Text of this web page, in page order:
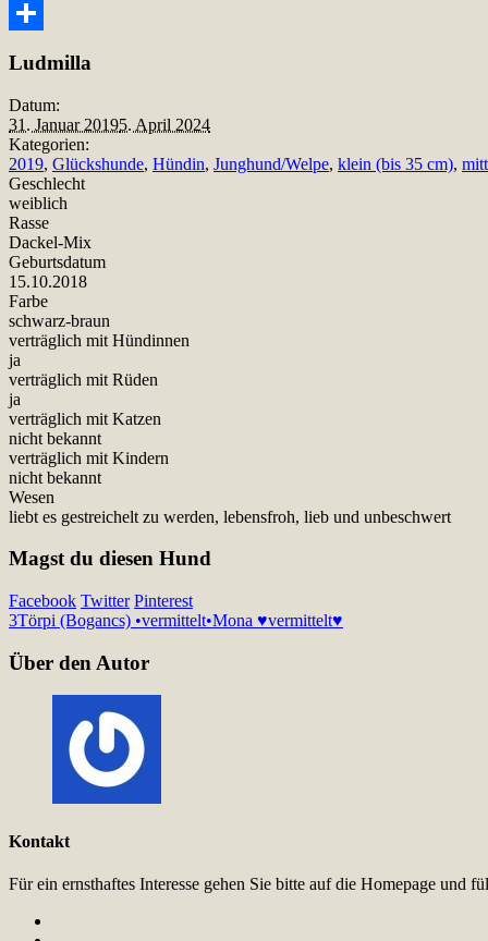
Snapchat
Ludmilla
Datum:
31. Januar 20195. April 2024
Kategorien:
2019, Glückshunde, Hündin, Junghund/Welpe, klein (bis 35 cm),
Geschlecht
weiblich
Rasse
Dackel-Mix
Geburtsdatum
15.10.2018
Farbe
schwarz-braun
verträglich mit Hündinnen
ja
verträglich mit Rüden
ja
verträglich mit Katzen
nicht bekannt
verträglich mit Kindern
nicht bekannt
Wesen
liebt es gestreichelt zu werden, lebensfroh, lieb und unbeschwert
Magst du diesen Hund
Facebook Twitter Pinterest
3Törpi (Bogancs) •vermittelt•Mona ♥vermittelt♥
Über den Autor
Kontakt
Für ein ernsthaftes Interesse gehen Sie bitte auf die Homepage und